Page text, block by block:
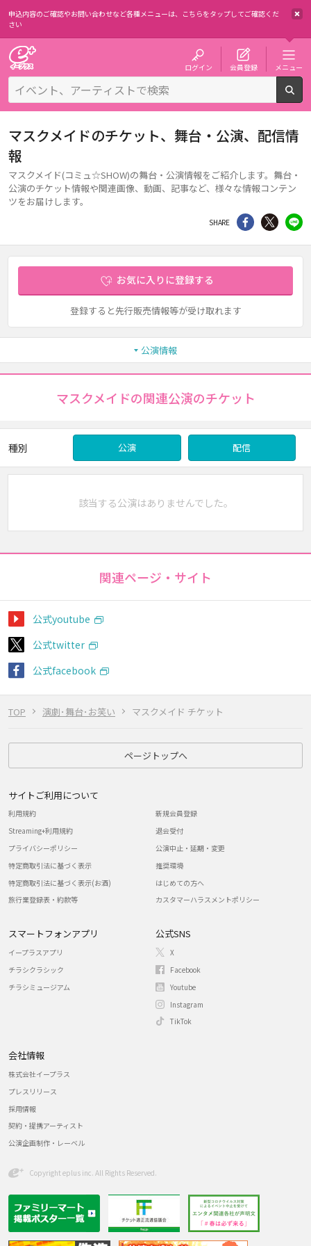
申込内容のご確認やお問い合わせなど各種メニューは、 こちらをタップしてご確認くだ
さい
ログイン 会員登録 メニュー
TOP 演劇･舞台･お笑い マスクメイド チケット
マスクメイドのチケット、舞台・公演、配信情
報
マスクメイド(コミュ☆SHOW)の舞台・公演情報をご紹介します。舞台・
公演のチケット情報や関連画像、動画、記事など、様々な情報コンテン
ツをお届けします。
SHARE シェア Twitter
お気に入りに登録する
登録すると先行販売情報等が受け取れます
公演情報
マスクメイドの関連公演のチケット
種別 公演 配信
該当する公演はありませんでした。
関連ページ・サイト
公式youtube
公式twitter
公式facebook
ページトップへ
サイトご利用について
利用規約
Streaming+利用規約
プライバシーポリシー
特定商取引法に基づく表示
特定商取引法に基づく表示(お酒)
旅行業登録表・約款等
新規会員登録
退会受付
公演中止・延期・変更
推奨環境
はじめての方へ
カスタマーハラスメントポリシー
スマートフォンアプリ
イープラスアプリ
チラシクラシック
チラシミュージアム
公式SNS
X
Facebook
Youtube
Instagram
TikTok
会社情報
株式会社イープラス
プレスリリース
採用情報
契約・提携アーティスト
公演企画制作・レーベル
Copyright eplus inc. All Rights Reserved.